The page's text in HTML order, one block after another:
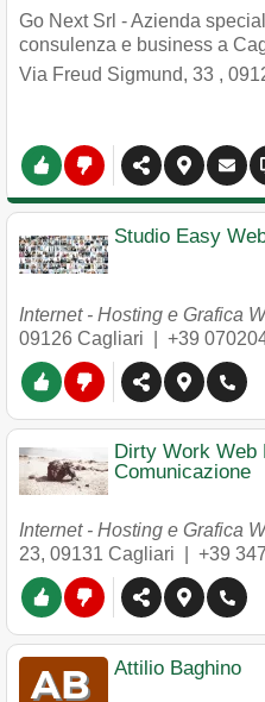
Go Next Srl - Azienda
consulenza e business a
Via Freud Sigmund, 33 ,
Studio Easy
Internet - Hosting e Grafica
09126 Cagliari +39
Dirty Work Web
Comunicazione
Internet - Hosting e Grafica
23, 09131 Cagliari +39
Attilio Baghino